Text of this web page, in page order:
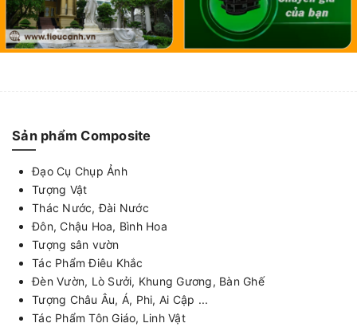
Sản phẩm Composite
Đạo Cụ Chụp Ảnh
Tượng Vật
Thác Nước, Đài Nước
Đôn, Chậu Hoa, Bình Hoa
Tượng sân vườn
Tác Phẩm Điêu Khắc
Đèn Vườn, Lò Sưởi, Khung Gương, Bàn Ghế
Tượng Châu Âu, Á, Phi, Ai Cập ...
Tác Phẩm Tôn Giáo, Linh Vật